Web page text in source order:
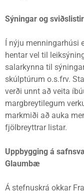
Sýningar og sviðslistir
Í nýju menningarhúsi
hentar vel til
salarkynna til
skúlptúrum o.s.frv.
verði unnt að veita
margbreytilegum
markmiði að auka
fjölbreyttrar listar.
Uppbygging á
Glaumbæ
Á stefnuskrá okkar